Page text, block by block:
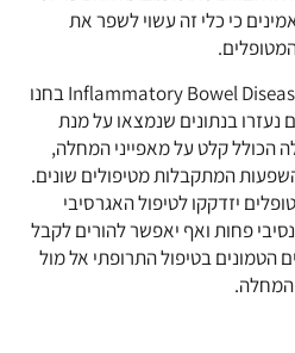
כי כלי זה עשוי לשפר את
מחברי המחקר שפורסם ב- Inflammatory Bowel Diseases בחנו
נעזרו בנתונים שנמצאו על מנת
קלט על מאפייני המחלה,
המתקבלות מטיפולים שונים.
יזדקקו לטיפול האגרסיבי
פחות ואף יאפשר להורים לקבל
הטמונים בטיפול התרופתי אל מול
המחלה.